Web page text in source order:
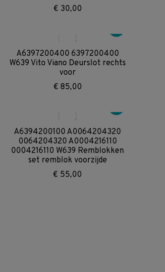
€ 30,00
A6397200400 6397200400
W639 Vito Viano Deurslot rechts
voor
€ 85,00
A6394200100 A0064204320
0064204320 A0004216110
0004216110 W639 Remblokken
set remblok voorzijde
€ 55,00